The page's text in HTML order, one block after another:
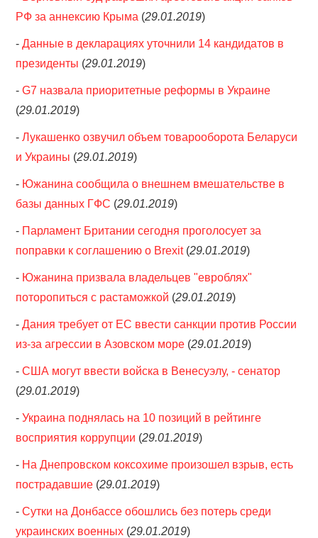
РФ за аннексию Крыма (29.01.2019)
-Данные в декларациях уточнили 14 кандидатов в
президенты (29.01.2019)
-G7 назвала приоритетные реформы в Украине
(29.01.2019)
-Лукашенко озвучил объем товарооборота Беларуси
и Украины (29.01.2019)
- Южанина сообщила о внешнем вмешательстве в
базы данных ГФС (29.01.2019)
- Парламент Британии сегодня проголосует за
поправки к соглашению о Brexit(29.01.2019)
- Южанина призвала владельцев "евроблях"
поторопиться с растаможкой (29.01.2019)
-Дания требует от ЕС ввести санкции против России
из-за агрессии в Азовском море (29.01.2019)
-США могут ввести войска в Венесуэлу, - сенатор
(29.01.2019)
-Украина поднялась на 10 позиций в рейтинге
восприятия коррупции (29.01.2019)
- На Днепровском коксохиме произошел взрыв, есть
пострадавшие (29.01.2019)
-Сутки на Донбассе обошлись без потерь среди
украинских военных (29.01.2019)